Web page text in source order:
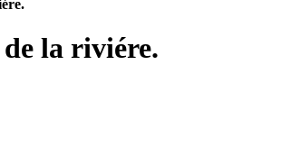
de la riviére.